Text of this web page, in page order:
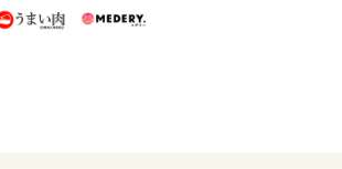
まいパン うまい肉